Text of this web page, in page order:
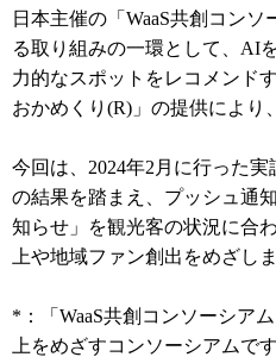
日本主催の「WaaS共創コンソ
る取り組みの一環として、AI
力的なスポットをレコメンド
おかめくり(R)」の提供により
今回は、2024年2月に行った
の結果を踏まえ、プッシュ通
知らせ」を観光客の状況に合
上や地域ファン創出をめざしま
*：「WaaS共創コンソーシア
上をめざすコンソーシアムで